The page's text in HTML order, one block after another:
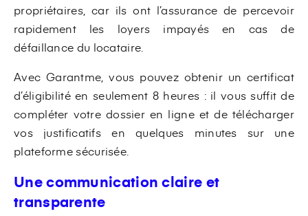
propriétaires, car ils ont l’assurance de percevoir
rapidement les loyers impayés en cas de
défaillance du locataire.
Avec Garantme, vous pouvez obtenir un certificat
d’éligibilité en seulement 8 heures : il vous suffit de
compléter votre dossier en ligne et de télécharger
vos justificatifs en quelques minutes sur une
plateforme sécurisée.
Une communication claire et
transparente